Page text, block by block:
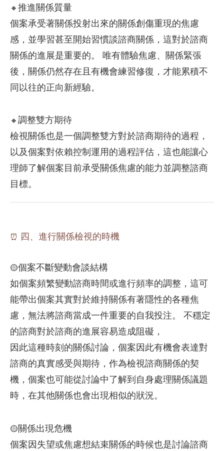
🔸 推進關係質量
個案承受著關係投射出來的關係創傷重現的焦慮
感，並學習甚至開始習慣談諮商關係，這對於諮商
關係的進展是重要的。 唯有體驗焦慮、關係緊張
後，關係仍然存在且有機會練習修復，才能累積不
同以往的正向新經驗。
🔸 調整雙方期待
檢視關係也是一個調整雙方對於諮商期待的過程，
以及個案對依賴控制運用的過程評估，這也能讓心
理師了解個案目前承受關係焦慮的能力並調整諮商
目標。
⏰ 四、進行關係檢視的時機
🟡個案不斷變動會談結構
如個案頻繁變動諮商時間或進行頻率的調整，這可
能帶出個案其實對於維持關係有著隱性的各種焦
慮，無法將諮商當成一件重要的自我投注。 不穩定
的諮商對於諮商的進展容易造成阻礙，
因此這種時刻的關係討論，個案因此有機會表達對
諮商的真實感受與期待，作為檢視諮商關係的契
機，個案也可能從討論中了解到自身處理關係議題
時，在其他關係也會出現相似的狀況。
🟡關係出現危機
個案因失望或焦慮想結束關係的時候也是討論諮商